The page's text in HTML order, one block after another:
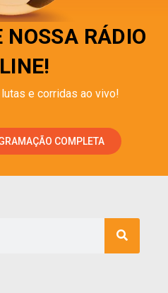
RÁDIO
e corridas ao vivo!
COMPLETA